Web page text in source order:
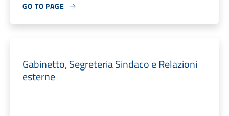
GO TO PAGE
Gabinetto, Segreteria Sindaco e Relazioni
esterne